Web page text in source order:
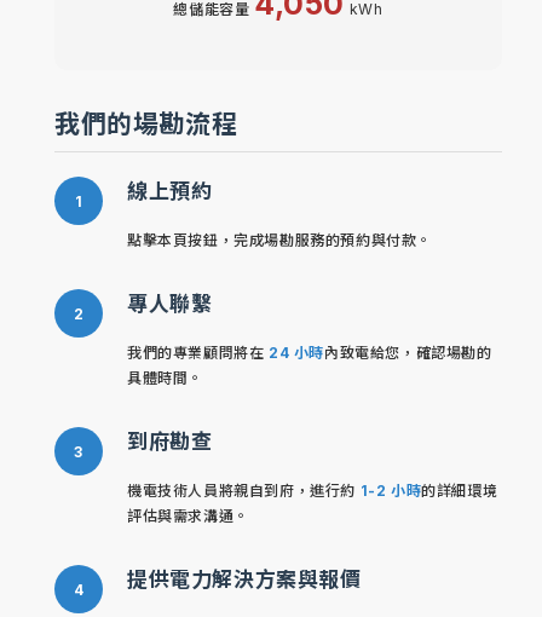
總儲能容量 kWh
我們的場勘流程
線上預約
點擊本頁按鈕，完成場勘服務的預約與付款。
專人聯繫
我們的專業顧問將在 24 小時內致電給您，確認場勘的
具體時間。
到府勘查
機電技術人員將親自到府，進行約 1-2 小時的詳細環境
評估與需求溝通。
提供電力解決方案與報價